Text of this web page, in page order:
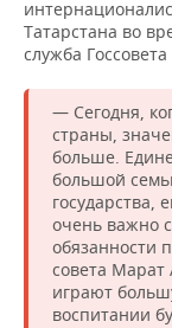
ВОЛЕЙБОЛ
КИБЕРСПОРТ
ФИГУРНОЕ
ВОДНЫЕ
ХОККЕЙ С
ИСТОРИЯ
КУЛЬТУРА
МЕДИЦИНА
ОБРАЗОВАНИЕ
СПИСОК
СПИСОК
ПОЛНАЯ
Татарстана во
служба
— Сегодня,
страны,
больше.
большой
государства,
очень важно
обязанности
совета
играют
воспитании